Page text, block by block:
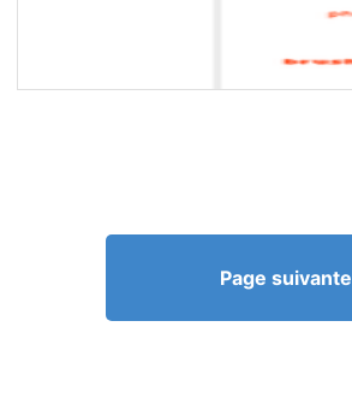
Page suivante